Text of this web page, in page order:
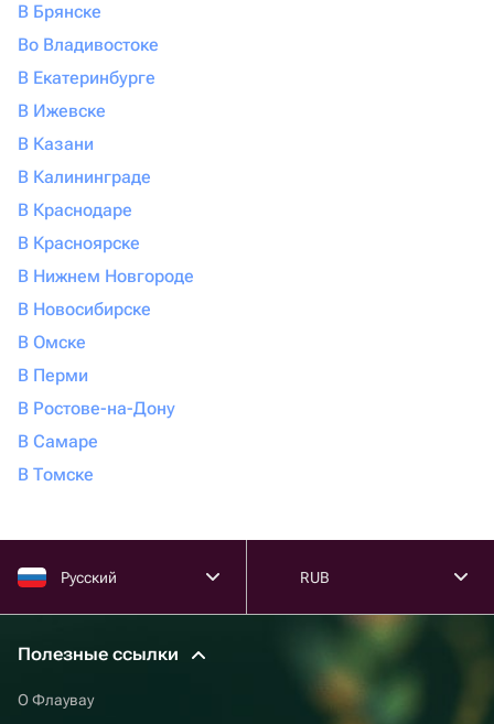
В Брянске
Во Владивостоке
В Екатеринбурге
В Ижевске
В Казани
В Калининграде
В Краснодаре
В Красноярске
В Нижнем Новгороде
В Новосибирске
В Омске
В Перми
В Ростове-на-Дону
В Самаре
В Томске
Русский RUB
Полезные ссылки
О Флаувау